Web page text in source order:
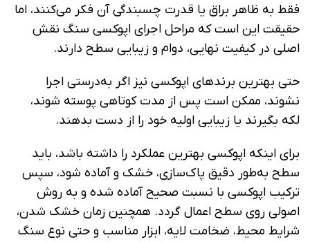
فقط به ظاهر براق یا قدرت چسبندگی آن فکر می‌کنند، اما
حقیقت این است که مراحل اجرای اپوکسی سنگ نقش
اصلی در کیفیت نهایی، دوام و زیبایی سطح دارند.
حتی بهترین برندهای اپوکسی نیز اگر به‌درستی اجرا
نشوند، ممکن است پس از مدت کوتاهی پوسته شوند،
لکه بگیرند یا زیبایی اولیه خود را از دست بدهند.
برای اینکه اپوکسی بهترین عملکرد را داشته باشد، باید
سطح به‌طور دقیق پاک‌سازی، خشک و آماده شود، سپس
ترکیب اپوکسی با نسبت صحیح آماده شده و به روش
اصولی روی سطح اعمال گردد. همچنین زمان خشک شدن،
شرایط محیط، ضخامت لایه، ابزار مناسب و حتی نوع سنگ